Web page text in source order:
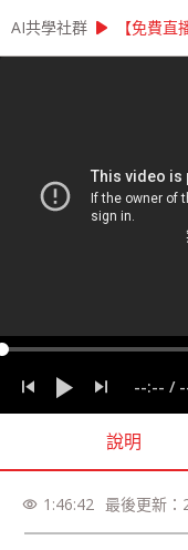
AI共學社群 play_arrow 【教材
即時為您解答嗎
問起嗎？ 如果您
每週一次的線上
課程內容(51) 學
AI共學社群 play_arrow
--:-- /
說明
visibility 1:46:42 最後更新：